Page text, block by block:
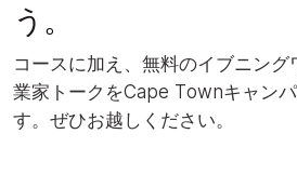
う 。
コースに加え、無料のイブニング
業家トークをCape Townキャン
す。ぜひお越しください。